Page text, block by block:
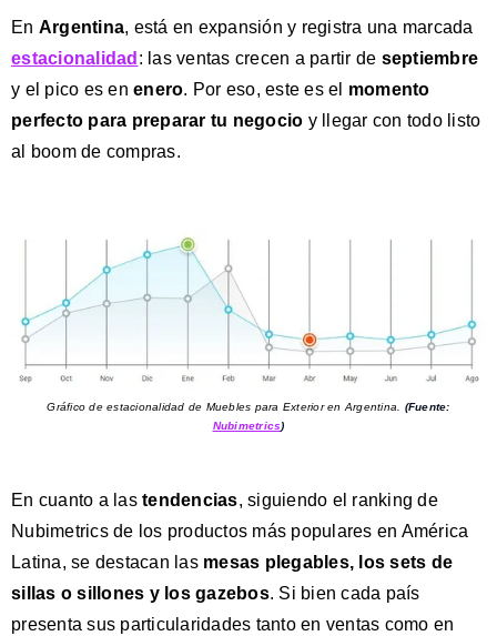
En Argentina, está en expansión y registra una marcada
estacionalidad : las ventas crecen a partir de septiembre
y el pico es en enero. Por eso, este es el momento
perfecto para preparar tu negocio y llegar con todo listo
al boom de compras.
Gráfico de estacionalidad de Muebles para Exterior en Argentina. (Fuente:
Nubimetrics)
En cuanto a lastendencias, siguiendo el ranking de
Nubimetrics de los productos más populares en América
Latina, se destacan las mesas plegables, los sets de
sillas o sillones y los gazebos. Si bien cada país
presenta sus particularidades tanto en ventas como en